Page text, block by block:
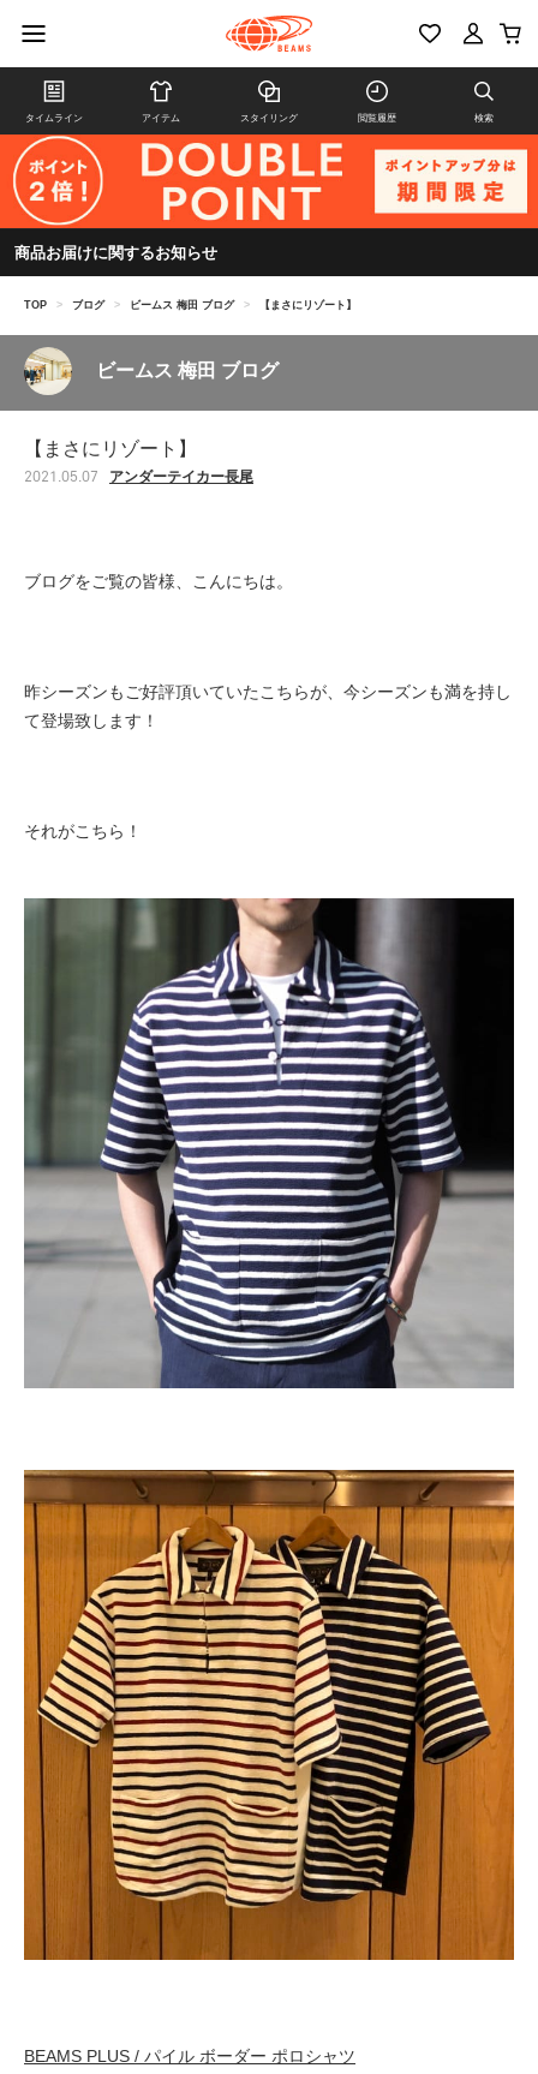
タイムライン アイテム スタイリング 閲覧履歴 検索
商品お届けに関するお知らせ
TOP > ブログ > ビームス 梅田 ブログ > 【まさにリゾート】
ビームス 梅田 ブログ
【まさにリゾート】
2021.05.07 アンダーテイカー長尾
ブログをご覧の皆様、こんにちは。
昨シーズンもご好評頂いていたこちらが、今シーズンも満を持し
て登場致します！
それがこちら！
BEAMS PLUS / パイル ボーダー ポロシャツ